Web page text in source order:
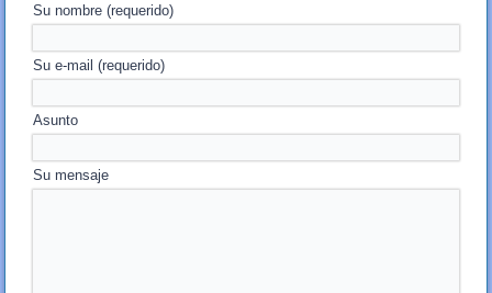
Su nombre (requerido)
Su e-mail (requerido)
Asunto
Su mensaje